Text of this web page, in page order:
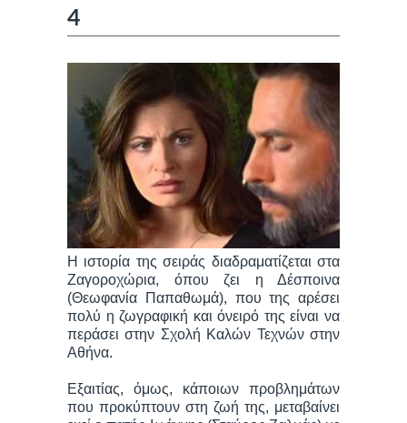
4
Η ιστορία της σειράς διαδραματίζεται στα
Ζαγοροχώρια, όπου ζει η Δέσποινα
(Θεωφανία Παπαθωμά), που της αρέσει
πολύ η ζωγραφική και όνειρό της είναι να
περάσει στην Σχολή Καλών Τεχνών στην
Αθήνα.
Εξαιτίας, όμως, κάποιων προβλημάτων
που προκύπτουν στη ζωή της, μεταβαίνει